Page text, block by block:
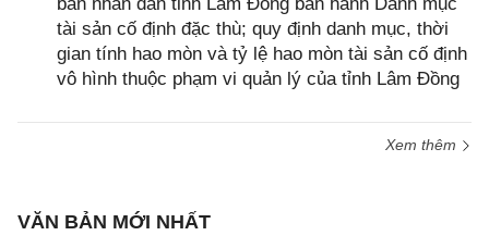
tài sản cố định đặc thù; quy định danh mục, thời
gian tính hao mòn và tỷ lệ hao mòn tài sản cố định
vô hình thuộc phạm vi quản lý của tỉnh Lâm Đồng
Xem thêm
VĂN BẢN MỚI NHẤT